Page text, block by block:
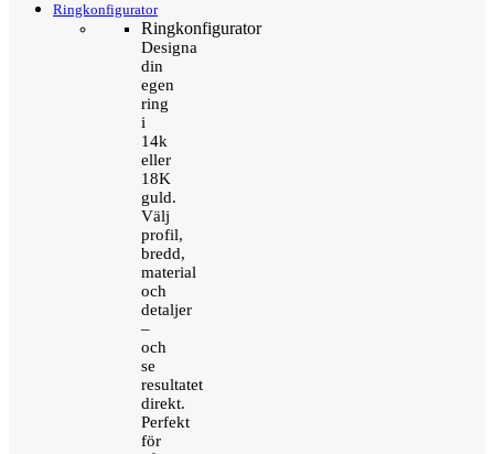
Ringkonfigurator
Ringkonfigurator
Designa
din
egen
ring
i
14k
eller
18K
guld.
Välj
profil,
bredd,
material
och
detaljer
–
och
se
resultatet
direkt.
Perfekt
för